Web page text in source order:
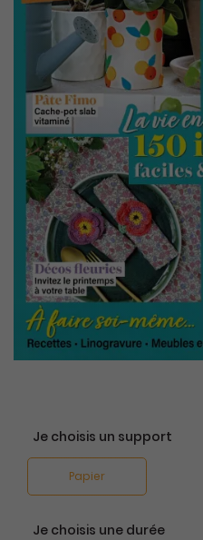
Je choisis un support
Papier
Je choisis une durée